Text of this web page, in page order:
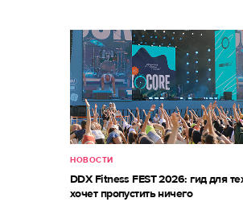
НОВОСТИ
DDX Fitness FEST 2026: гид для
хочет пропустить ничего